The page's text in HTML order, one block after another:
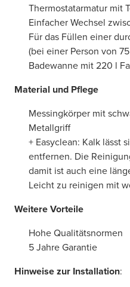
Thermostatarmatur mit
Einfacher Wechsel
Für das Füllen einer
(bei einer Person von
Badewanne mit 220 l
Material und Pflege
Messingkörper mit
Metallgriff
+ Easyclean: Kalk lässt
entfernen. Die
damit ist auch eine
Leicht zu reinigen mit
Weitere Vorteile
Hohe Qualitätsnormen
5 Jahre Garantie
Hinweise zur Installation: